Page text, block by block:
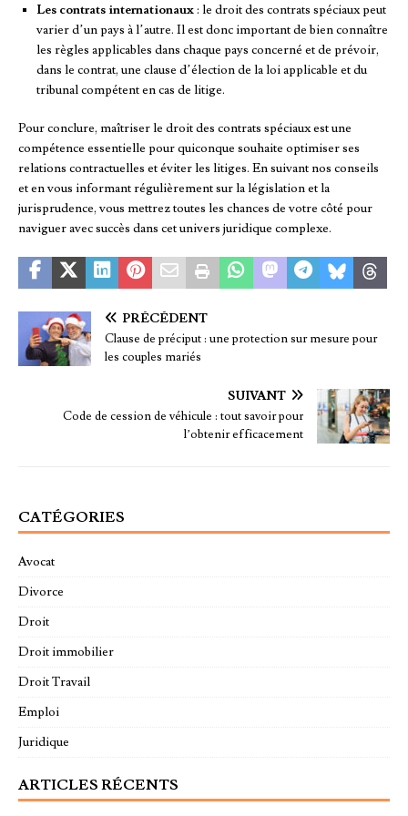
Les contrats internationaux: le droit des contrats spéciaux peut
varier d’un pays à l’autre. Il est donc important de bien connaître
les règles applicables dans chaque pays concerné et de prévoir,
dans le contrat, une clause d’élection de la loi applicable et du
tribunal compétent en cas de litige.
Pour conclure, maîtriser le droit des contrats spéciaux est une
compétence essentielle pour quiconque souhaite optimiser ses
relations contractuelles et éviter les litiges. En suivant nos conseils
et en vous informant régulièrement sur la législation et la
jurisprudence, vous mettrez toutes les chances de votre côté pour
naviguer avec succès dans cet univers juridique complexe.
PRÉCÉDENT
Clause de préciput : une protection sur mesure pour
les couples mariés
SUIVANT
Code de cession de véhicule : tout savoir pour
l’obtenir efficacement
CATÉGORIES
Avocat
Divorce
Droit
Droit immobilier
Droit Travail
Emploi
Juridique
ARTICLES RÉCENTS